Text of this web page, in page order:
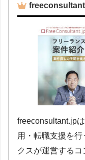
freeconsultant.jp
用・転職支援を
クスが運営する